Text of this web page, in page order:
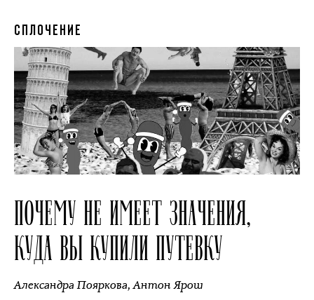
СПЛОЧЕНИЕ
ПОЧЕМУ НЕ ИМЕЕТ ЗНАЧЕНИЯ,
КУДА ВЫ КУПИЛИ ПУТЕВКУ
Александра Пояркова,Антон Ярош